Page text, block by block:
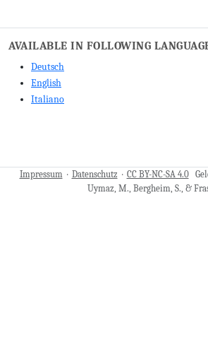
AVAILABLE IN FOLLOWING
Deutsch
English
Italiano
Impressum· Datenschutz · CC BY-NC-SA 4.0
Uymaz, M., Bergheim, S., &